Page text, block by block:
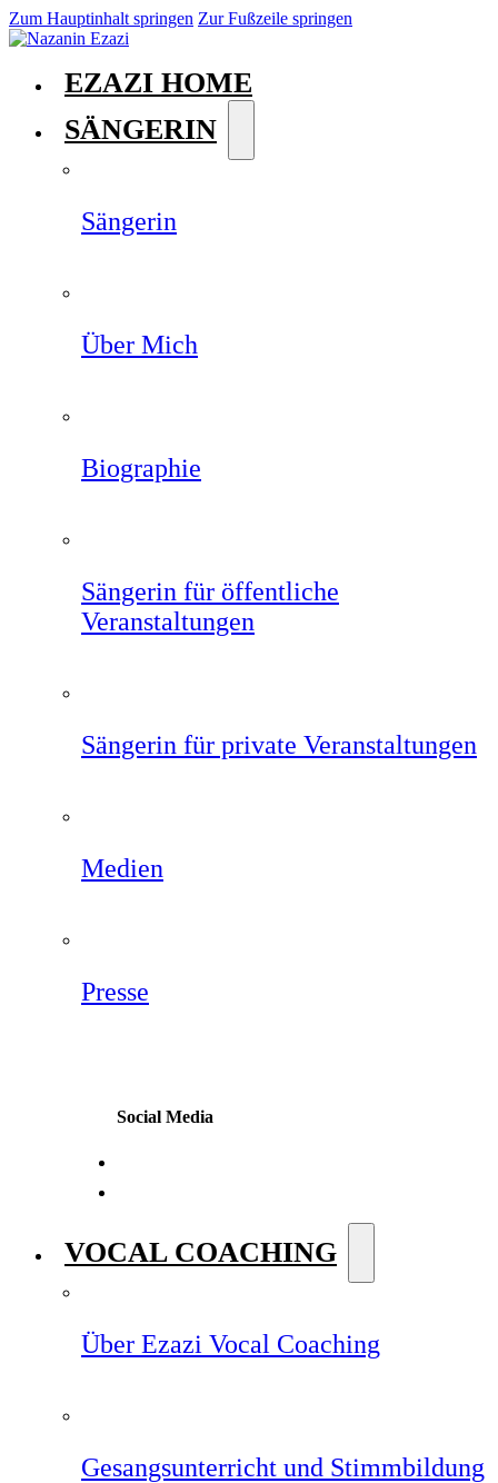
Zum Hauptinhalt springen Zur Fußzeile springen
EZAZI HOME
SÄNGERIN
Sängerin
Über Mich
Biographie
Sängerin für öffentliche
Veranstaltungen
Sängerin für private Veranstaltungen
Medien
Presse
Social Media
VOCAL COACHING
Über Ezazi Vocal Coaching
Gesangsunterricht und Stimmbildung